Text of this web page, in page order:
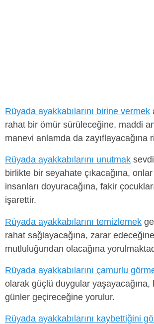
Rüyada ayakkabılarını birine vermek
rahat bir ömür sürüleceğine, maddi
manevi anlamda da zayıflayacağına
Rüyada ayakkabılarını unutmak
birlikte bir seyahate çıkacağına,
insanları doyuracağına, fakir
işarettir.
Rüyada ayakkabılarını temizlemek
rahat sağlayacağına, zarar
mutluluğundan olacağına
Rüyada ayakkabılarını çamurlu
olarak güçlü duygular yaşayacağına,
günler geçireceğine yorulur.
Rüyada ayakkabılarını kaybettiğini